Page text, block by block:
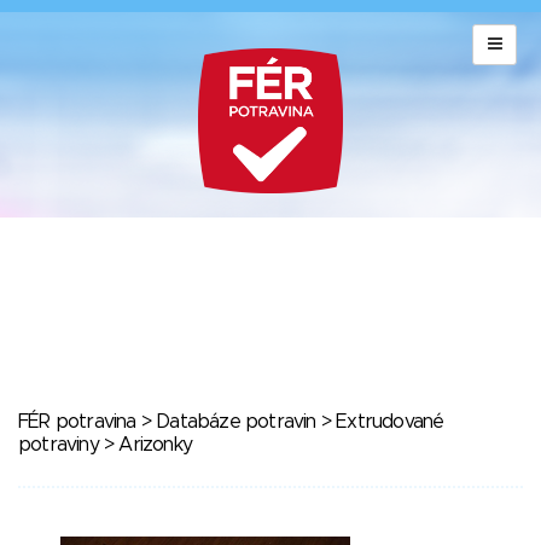
FÉR potravina > Databáze potravin > Extrudované
potraviny> Arizonky